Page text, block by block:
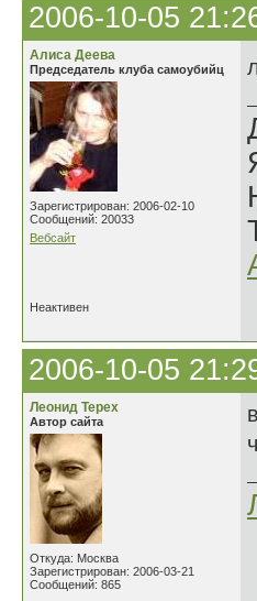
2006-10-05
Алиса Деева
Председатель клуба самоубийц
Зарегистрирован: 2006-02-10
Сообщений: 20033
Вебсайт
Неактивен
2006-10-05
Леонид Терех
Автор сайта
Откуда: Москва
Зарегистрирован: 2006-03-21
Сообщений: 865